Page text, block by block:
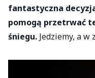
fantastyczna
pomogą przetrwać
śniegu. Jedziemy, a w